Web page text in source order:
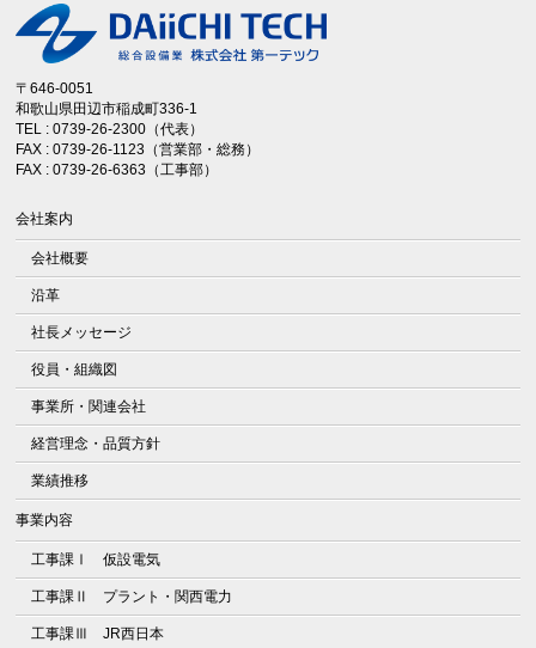
〒646-0051
和歌山県田辺市稲成町336-1
TEL : 0739-26-2300（代表）
FAX : 0739-26-1123（営業部・総務）
FAX : 0739-26-6363（工事部）
会社案内
会社概要
沿革
社長メッセージ
役員・組織図
事業所・関連会社
経営理念・品質方針
業績推移
事業内容
工事課Ⅰ 仮設電気
工事課Ⅱ プラント・関西電力
工事課Ⅲ JR西日本